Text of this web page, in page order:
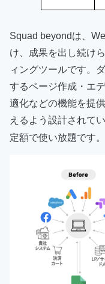
Squad beyondは、
け、成果を出し続け
ィングツールです。
するページ作成・エ
適化などの機能を提
えるよう設計されて
定額で使い放題です。